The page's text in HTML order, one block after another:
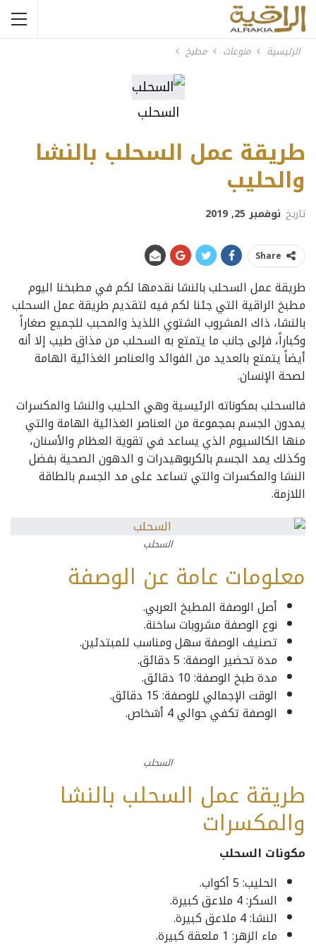
الرئيسية منوعات مطبخ
السحلب
طريقة عمل السحلب بالنشا
والحليب
تاريخ نوفمبر 25, 2019
Share
طريقة عمل السحلب بالنشا نقدمها لكم في مطبخنا اليوم
مطبخ الراقية التي جئنا لكم فيه لتقديم طريقة عمل السحلب
بالنشا، ذاك المشروب الشتوي اللذيذ والمحبب للجميع صغاراً
وكباراً، فإلى جانب ما يتمتع به السحلب من مذاق طيب إلا أنه
أيضاً يتمتع بالعديد من الفوائد والعناصر الغذائية الهامة
لصحة الإنسان.
فالسحلب بمكوناته الرئيسية وهي الحليب والنشا والمكسرات
يمدون الجسم بمجموعة من العناصر الغذائية الهامة والتي
منها الكالسيوم الذي يساعد في تقوية العظام والأسنان،
وكذلك يمد الجسم بالكربوهيدرات و الدهون الصحية بفضل
النشا والمكسرات والتي تساعد على مد الجسم بالطاقة
اللازمة.
السحلب
معلومات عامة عن الوصفة
أصل الوصفة المطبخ العربي.
نوع الوصفة مشروبات ساخنة.
تصنيف الوصفة سهل ومناسب للمبتدئين.
مدة تحضير الوصفة: 5 دقائق.
مدة طبخ الوصفة: 10 دقائق.
الوقت الإجمالي للوصفة: 15 دقائق.
الوصفة تكفي حوالي 4 أشخاص.
السحلب
طريقة عمل السحلب بالنشا
والمكسرات
مكونات السحلب
الحليب: 5 أكواب.
السكر: 4 ملاعق كبيرة.
النشا: 4 ملاعق كبيرة.
ماء الزهر: 1 ملعقة كبيرة.